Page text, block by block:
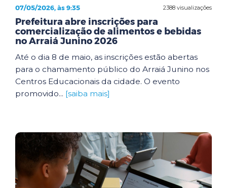
2388 visualizações
07/05/2026, às 9:35
Prefeitura abre inscrições para
comercialização de alimentos e bebidas
no Arraiá Junino 2026
Até o dia 8 de maio, as inscrições estão abertas
para o chamamento público do Arraiá Junino nos
Centros Educacionais da cidade. O evento
promovido... [saiba mais]